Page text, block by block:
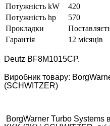
Потужність kW
420
Потужність hp
570
Прокладки
Гарантія
12 місяців
Deutz BF8M1015CP.
Виробник товару:
(SCHWITZER)
BorgWarner Turbo Systems